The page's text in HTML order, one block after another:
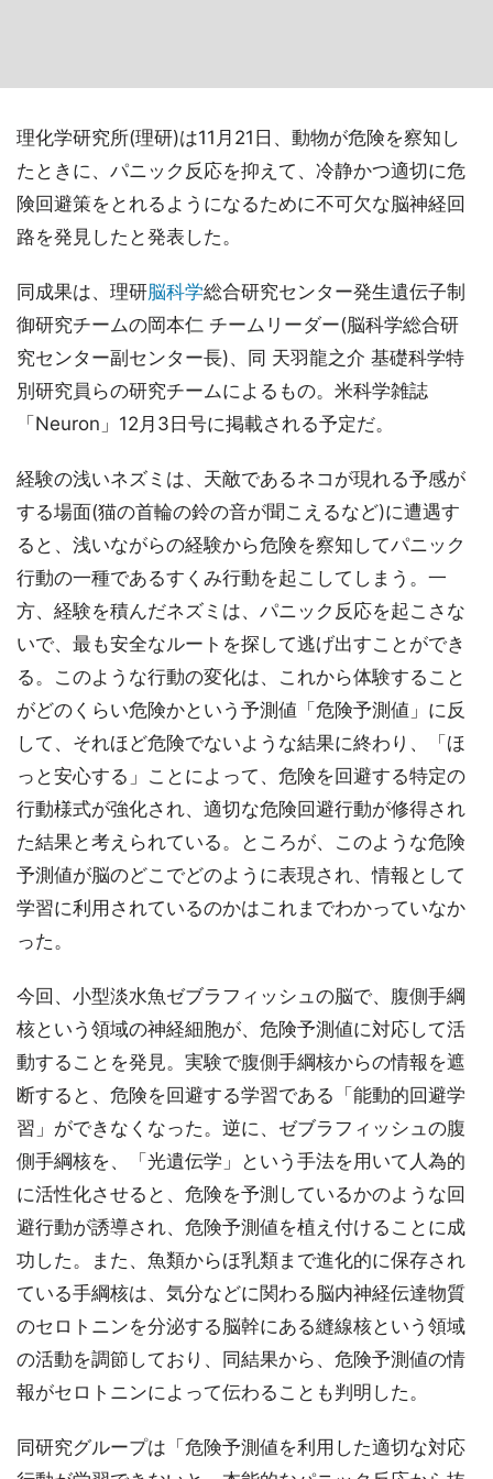
理化学研究所(理研)は11月21日、動物が危険を察知し
たときに、パニック反応を抑えて、冷静かつ適切に危
険回避策をとれるようになるために不可欠な脳神経回
路を発見したと発表した。
同成果は、理研脳科学総合研究センター発生遺伝子制
御研究チームの岡本仁 チームリーダー(脳科学総合研
究センター副センター長)、同 天羽龍之介 基礎科学特
別研究員らの研究チームによるもの。米科学雑誌
「Neuron」12月3日号に掲載される予定だ。
経験の浅いネズミは、天敵であるネコが現れる予感が
する場面(猫の首輪の鈴の音が聞こえるなど)に遭遇す
ると、浅いながらの経験から危険を察知してパニック
行動の一種であるすくみ行動を起こしてしまう。一
方、経験を積んだネズミは、パニック反応を起こさな
いで、最も安全なルートを探して逃げ出すことができ
る。このような行動の変化は、これから体験すること
がどのくらい危険かという予測値「危険予測値」に反
して、それほど危険でないような結果に終わり、「ほ
っと安心する」ことによって、危険を回避する特定の
行動様式が強化され、適切な危険回避行動が修得され
た結果と考えられている。ところが、このような危険
予測値が脳のどこでどのように表現され、情報として
学習に利用されているのかはこれまでわかっていなか
った。
今回、小型淡水魚ゼブラフィッシュの脳で、腹側手綱
核という領域の神経細胞が、危険予測値に対応して活
動することを発見。実験で腹側手綱核からの情報を遮
断すると、危険を回避する学習である「能動的回避学
習」ができなくなった。逆に、ゼブラフィッシュの腹
側手綱核を、「光遺伝学」という手法を用いて人為的
に活性化させると、危険を予測しているかのような回
避行動が誘導され、危険予測値を植え付けることに成
功した。また、魚類からほ乳類まで進化的に保存され
ている手綱核は、気分などに関わる脳内神経伝達物質
のセロトニンを分泌する脳幹にある縫線核という領域
の活動を調節しており、同結果から、危険予測値の情
報がセロトニンによって伝わることも判明した。
同研究グループは「危険予測値を利用した適切な対応